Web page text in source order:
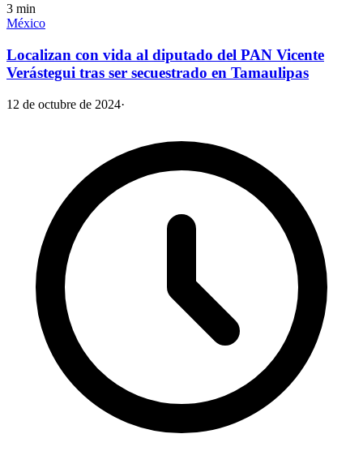
3 min
México
Localizan con vida al diputado del PAN Vicente
Verástegui tras ser secuestrado en Tamaulipas
12 de octubre de 2024·